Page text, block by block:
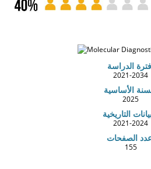
2021-2034
2025
2021-2024
155